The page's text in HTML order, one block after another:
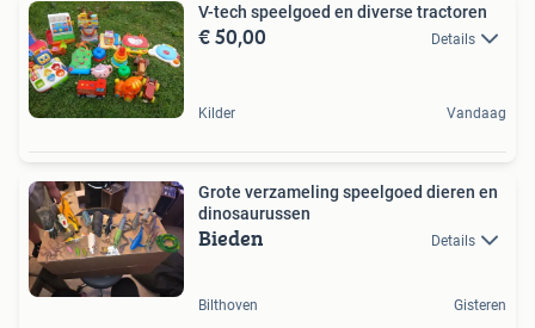
V-tech speelgoed en diverse tractoren
€ 50,00 Details
Kilder Vandaag
Grote verzameling speelgoed dieren en
dinosaurussen
Bieden Details
Bilthoven Gisteren